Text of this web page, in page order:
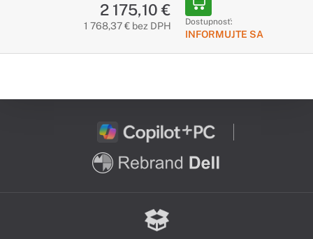
2 175,10 €
1 768,37 € bez DPH Dostupnosť:
INFORMUJTE SA